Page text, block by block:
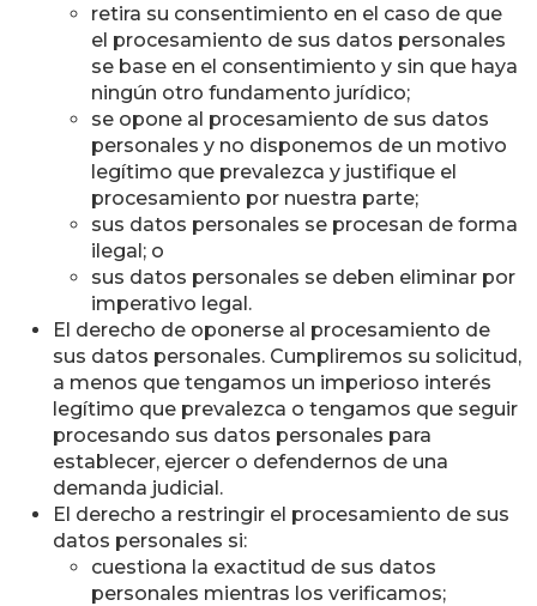
retira su consentimiento en el caso de que
el procesamiento de sus datos personales
se base en el consentimiento y sin que haya
ningún otro fundamento jurídico;
se opone al procesamiento de sus datos
personales y no disponemos de un motivo
legítimo que prevalezca y justifique el
procesamiento por nuestra parte;
sus datos personales se procesan de forma
ilegal; o
sus datos personales se deben eliminar por
imperativo legal.
El derecho de oponerse al procesamiento de
sus datos personales. Cumpliremos su solicitud,
a menos que tengamos un imperioso interés
legítimo que prevalezca o tengamos que seguir
procesando sus datos personales para
establecer, ejercer o defendernos de una
demanda judicial.
El derecho a restringir el procesamiento de sus
datos personales si:
cuestiona la exactitud de sus datos
personales mientras los verificamos;